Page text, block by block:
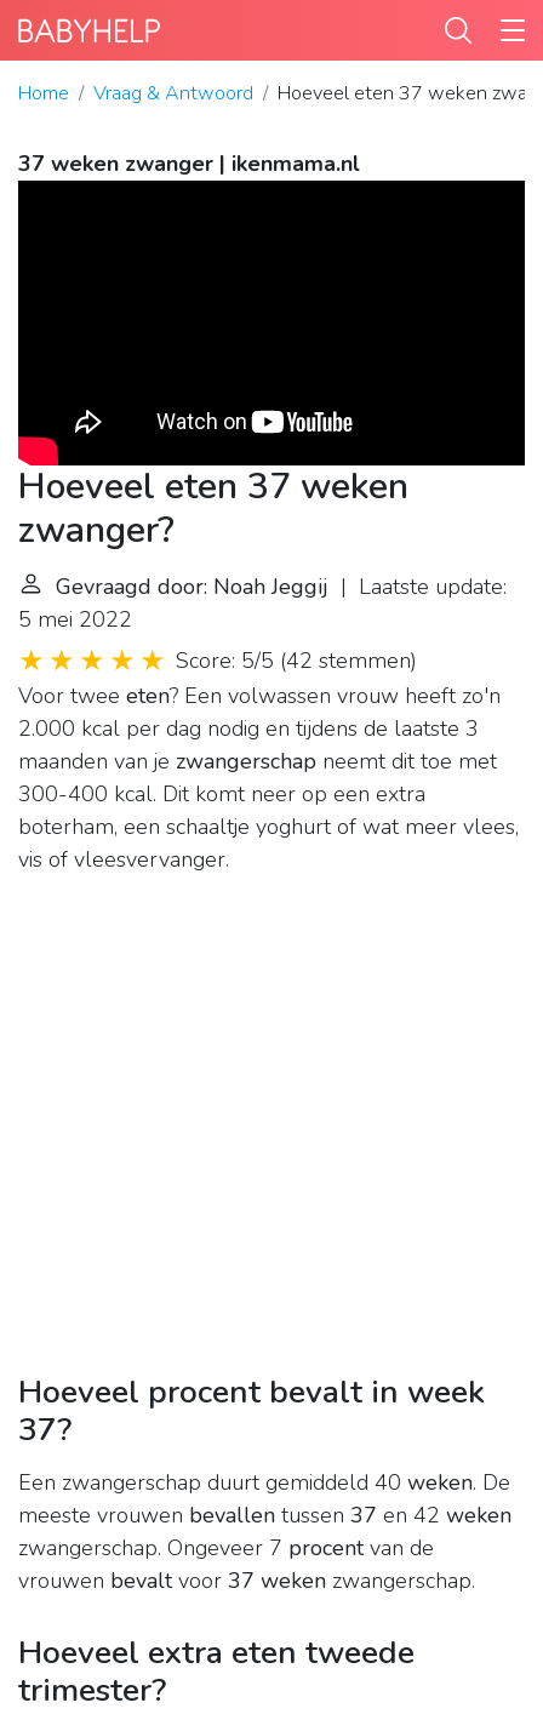
Home Vraag & Antwoord Hoeveel eten 37 weken
37 weken zwanger | ikenmama.nl
Hoeveel eten 37 weken
zwanger?
Gevraagd door: Noah Jeggij | Laatste update:
5 mei 2022
Score: 5/5 (42 stemmen)
Voor twee eten? Een volwassen vrouw heeft zo'n
2.000 kcal per dag nodig en tijdens de laatste 3
maanden van je zwangerschap neemt dit toe met
300-400 kcal. Dit komt neer op een extra
boterham, een schaaltje yoghurt of wat meer vlees,
vis of vleesvervanger.
Hoeveel procent bevalt in week
37?
Een zwangerschap duurt gemiddeld 40 weken. De
meeste vrouwen bevallen tussen 37 en 42 weken
zwangerschap. Ongeveer 7 procentvan de
vrouwen bevaltvoor 37 weken zwangerschap.
Hoeveel extra eten tweede
trimester?